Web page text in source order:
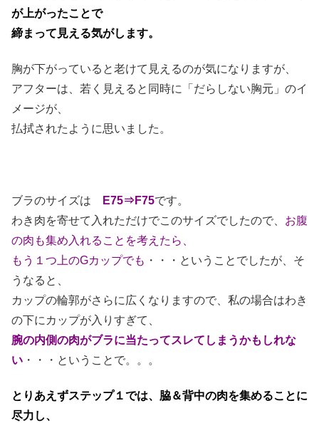
が上がったことで
締まって見える気がします。
胸が下がっていると老けて見えるのが気になりますが、
アフターは、若く見えると同時に「だらしない胸元」のイ
メージが、
払拭されたように思いました。
ブラのサイズは E75⇒F75です。
わき肉を寄せて入れただけでこのサイズでしたので、 お腹
の肉も集め入れることを考えたら、
もう１つ上のGカップでも ・・・ということでしたが、そ
うなると、
カップの輪郭がさらに広くなりますので、私の場合はわき
の下にカップが入りすぎて、
腕の内側の肉がブラに当たってスレてしまうかもしれな
い ・・・ということで。。。
とりあえずステップ１では、脇＆背中の肉を集めることに
尽力し、